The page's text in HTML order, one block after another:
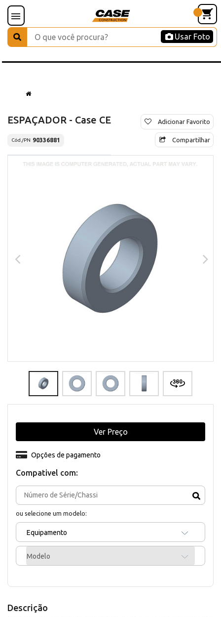
Usar Foto
ESPAÇADOR - Case CE
Cód./PN 90336881
Adicionar Favorito
Compartilhar
Compativel com:
ou selecione um modelo:
Equipamento
Modelo
Opções de pagamento
Ver Preço
Descrição